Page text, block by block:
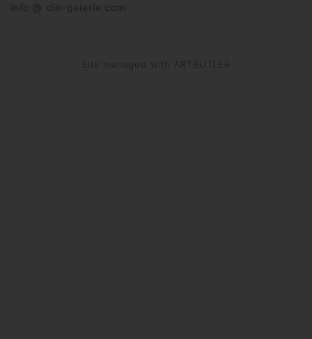
info @ die-galerie.com
Site managed with ARTBUTLER